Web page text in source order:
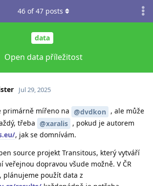
data
Open data příležitost
46 of47 posts
Jul 29, 2025
primárně mířeno na @dvdkon , ale může
třeba @xaralis , pokud je autorem
, jak se domnívám.
source projekt Transitous, který vytváří
veřejnou dopravou všude možně. V ČR
plánujeme použít data z